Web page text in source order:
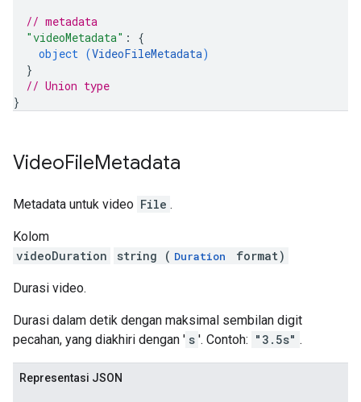
// metadata
"videoMetadata" : {
object (VideoFileMetadata)
}
// Union type
}
VideoFileMetadata
Metadata untuk video File .
Kolom
videoDuration
string ( Duration format)
Durasi video.
Durasi dalam detik dengan maksimal sembilan digit
pecahan, yang diakhiri dengan ' s '. Contoh: "3.5s" .
Representasi JSON